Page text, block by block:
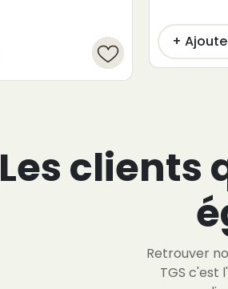
+
Les clients
Retrouver
TGS c'est